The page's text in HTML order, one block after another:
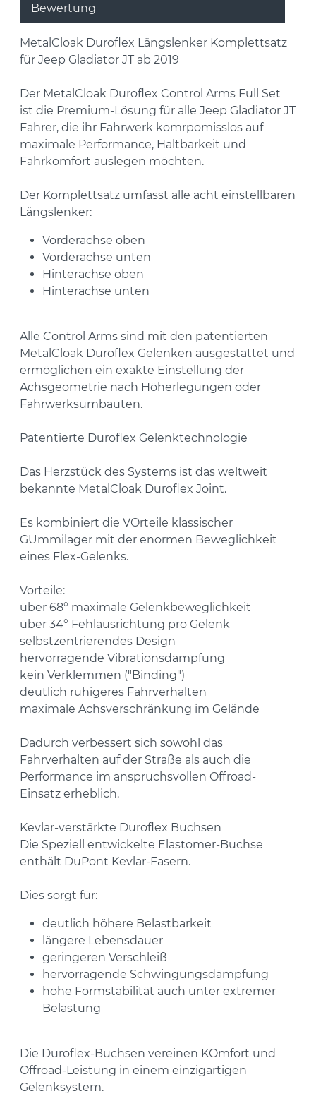
Bewertung
MetalCloak Duroflex Längslenker Komplettsatz
für Jeep Gladiator JT ab 2019
Der MetalCloak Duroflex Control Arms Full Set
ist die Premium-Lösung für alle Jeep Gladiator JT
Fahrer, die ihr Fahrwerk komrpomisslos auf
maximale Performance, Haltbarkeit und
Fahrkomfort auslegen möchten.
Der Komplettsatz umfasst alle acht einstellbaren
Längslenker:
Vorderachse oben
Vorderachse unten
Hinterachse oben
Hinterachse unten
Alle Control Arms sind mit den patentierten
MetalCloak Duroflex Gelenken ausgestattet und
ermöglichen ein exakte Einstellung der
Achsgeometrie nach Höherlegungen oder
Fahrwerksumbauten.
Patentierte Duroflex Gelenktechnologie
Das Herzstück des Systems ist das weltweit
bekannte MetalCloak Duroflex Joint.
Es kombiniert die VOrteile klassischer
GUmmilager mit der enormen Beweglichkeit
eines Flex-Gelenks.
Vorteile:
über 68° maximale Gelenkbeweglichkeit
über 34° Fehlausrichtung pro Gelenk
selbstzentrierendes Design
hervorragende Vibrationsdämpfung
kein Verklemmen ("Binding")
deutlich ruhigeres Fahrverhalten
maximale Achsverschränkung im Gelände
Dadurch verbessert sich sowohl das
Fahrverhalten auf der Straße als auch die
Performance im anspruchsvollen Offroad-
Einsatz erheblich.
Kevlar-verstärkte Duroflex Buchsen
Die Speziell entwickelte Elastomer-Buchse
enthält DuPont Kevlar-Fasern.
Dies sorgt für:
deutlich höhere Belastbarkeit
längere Lebensdauer
geringeren Verschleiß
hervorragende Schwingungsdämpfung
hohe Formstabilität auch unter extremer
Belastung
Die Duroflex-Buchsen vereinen KOmfort und
Offroad-Leistung in einem einzigartigen
Gelenksystem.